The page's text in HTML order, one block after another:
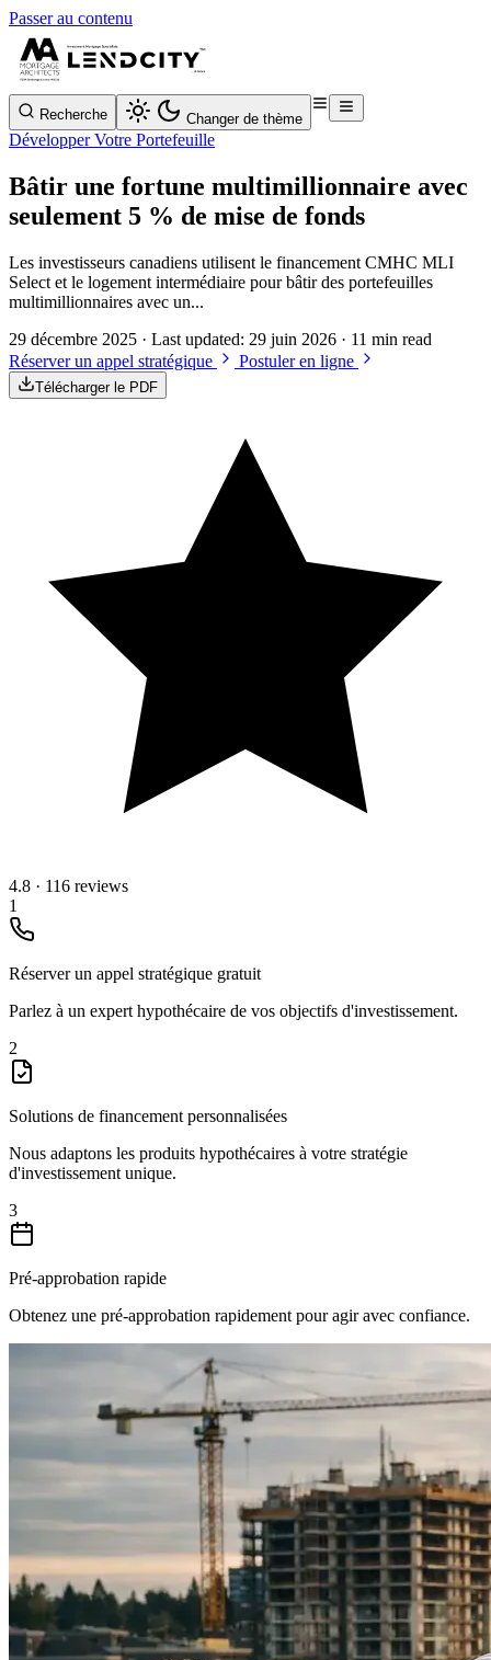
Passer au contenu
Recherche Changer de thème
Développer Votre Portefeuille
Bâtir une fortune multimillionnaire avec
seulement 5 % de mise de fonds
Les investisseurs canadiens utilisent le financement CMHC MLI
Select et le logement intermédiaire pour bâtir des portefeuilles
multimillionnaires avec un...
29 décembre 2025 · Last updated: 29 juin 2026 · 11 min read
Réserver un appel stratégique
Postuler en ligne
Télécharger le PDF
4.8 · 116 reviews
1
Réserver un appel stratégique gratuit
Parlez à un expert hypothécaire de vos objectifs d'investissement.
2
Solutions de financement personnalisées
Nous adaptons les produits hypothécaires à votre stratégie
d'investissement unique.
3
Pré-approbation rapide
Obtenez une pré-approbation rapidement pour agir avec confiance.